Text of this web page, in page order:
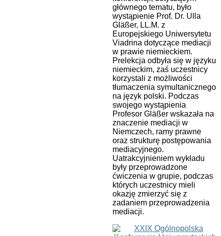
głównego tematu, było
wystąpienie Prof. Dr. Ulla
Gläßer, LL.M. z
Europejskiego Uniwersytetu
Viadrina dotyczące mediacji
w prawie niemieckiem.
Prelekcja odbyła się w języku
niemieckim, zaś uczestnicy
korzystali z możliwości
tłumaczenia symultanicznego
na język polski. Podczas
swojego wystąpienia
Profesor Gläßer wskazała na
znaczenie mediacji w
Niemczech, ramy prawne
oraz strukturę postępowania
mediacyjnego.
Uatrakcyjnieniem wykładu
były przeprowadzone
ćwiczenia w grupie, podczas
których uczestnicy mieli
okazję zmierzyć się z
zadaniem przeprowadzenia
mediacji.